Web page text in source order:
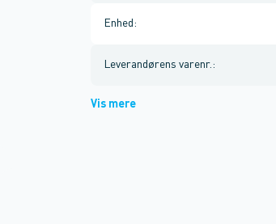
Enhed :
Leverandørens varenr. :
Vis mere